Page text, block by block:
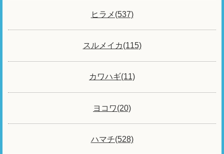
ヒラメ(537)
スルメイカ(115)
カワハギ(11)
ヨコワ(20)
ハマチ(528)